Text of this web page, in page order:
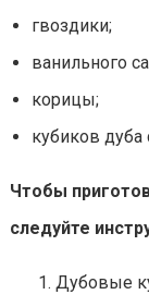
гвоздики;
ванильного
корицы;
кубиков
Чтобы
следуйте
Дубовые